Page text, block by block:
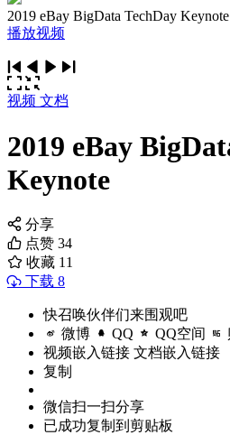
2019 eBay BigData TechDay Keynote
播放视频
视频 文档
2019 eBay
Keynote
分享
点赞 34
收藏 11
下载 8
快召唤伙伴们来围观吧
微博 QQ QQ空间
视频嵌入链接 文档嵌入链接
复制
微信扫一扫分享
已成功复制到剪贴板